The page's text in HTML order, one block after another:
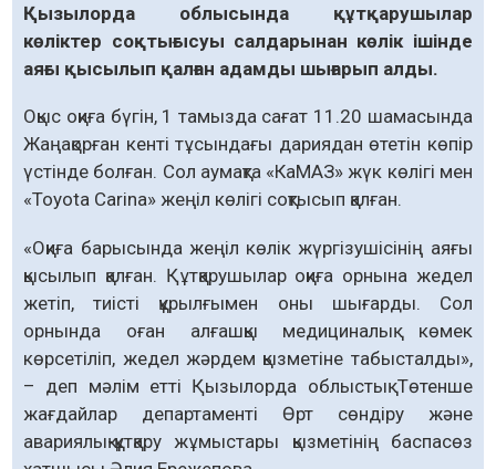
Қызылорда облысында құтқарушылар
көліктер соқтығысуы салдарынан көлік ішінде
аяғы қысылып қалған адамды шығарып алды.
Оқыс оқиға бүгін, 1 тамызда сағат 11.20 шамасында
Жаңақорған кенті тұсындағы дариядан өтетін көпір
үстінде болған. Сол аумақта «КаМАЗ» жүк көлігі мен
«Toyota Carina» жеңіл көлігі соқтысып қалған.
«Оқиға барысында жеңіл көлік жүргізушісінің аяғы
қысылып қалған. Құтқарушылар оқиға орнына жедел
жетіп, тиісті құрылғымен оны шығарды. Сол
орнында оған алғашқы медициналық көмек
көрсетіліп, жедел жәрдем қызметіне табысталды»,
– деп мәлім етті Қызылорда облыстық Төтенше
жағдайлар департаменті Өрт сөндіру және
авариялық-құтқару жұмыстары қызметінің баспасөз